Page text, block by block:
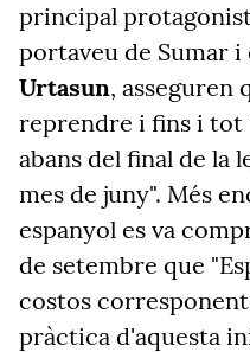
principal
portaveu de Sumar
Urtasun, asseguren
reprendre i fins i tot
abans del final de la
mes de juny". Més
espanyol es va
de setembre que
costos
pràctica d'aquesta